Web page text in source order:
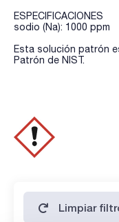
ESPECIFICACIONES
sodio (Na): 1000 ppm
Esta solución patrón
Patrón de NIST.
Limpiar